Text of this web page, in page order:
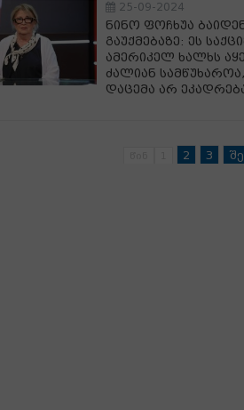
25-09-2024
ნინო ფოჩხუა
გაუქმებაზე: ეს
ამერიკელ ხალხს
ძალიან
დაცემა არ
2 3